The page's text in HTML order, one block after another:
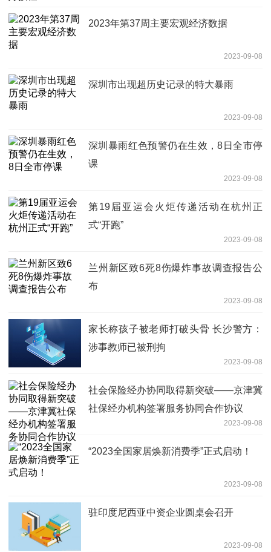
2023年第37周主要宏观经济数据
2023-09-08
深圳市出现超历史记录的特大暴雨
2023-09-08
深圳暴雨红色预警仍在生效，8日全市停
课
2023-09-08
第19届亚运会火炬传递活动在杭州正
式“开跑”
2023-09-08
兰州新区致6死8伤爆炸事故调查报告公
布
2023-09-08
家长称孩子被老师打破头骨 长沙警方：
涉事教师已被刑拘
2023-09-08
社会保险经办协同取得新突破——京津冀
社保经办机构签署服务协同合作协议
2023-09-08
“2023全国家居焕新消费季”正式启动！
2023-09-08
驻印度尼西亚中资企业圆桌会召开
2023-09-08